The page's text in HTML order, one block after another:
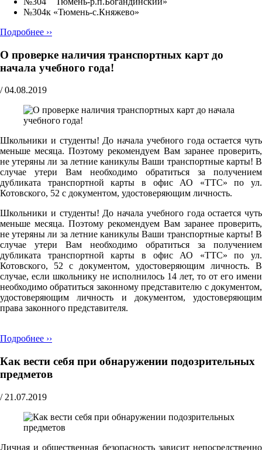
№304к «Тюмень-с.Княжево»
Подробнее ››
О проверке наличия транспортных карт до
начала учебного года!
/ 04.08.2019
Школьники и студенты! До начала учебного года остается чуть
меньше месяца. Поэтому рекомендуем Вам заранее проверить,
не утеряны ли за летние каникулы Ваши транспортные карты! В
случае утери Вам необходимо обратиться за получением
дубликата транспортной карты в офис АО «ТТС» по ул.
Котовского, 52 с документом, удостоверяющим личность.
Школьники и студенты! До начала учебного года остается чуть
меньше месяца. Поэтому рекомендуем Вам заранее проверить,
не утеряны ли за летние каникулы Ваши транспортные карты! В
случае утери Вам необходимо обратиться за получением
дубликата транспортной карты в офис АО «ТТС» по ул.
Котовского, 52 с документом, удостоверяющим личность. В
случае, если школьнику не исполнилось 14 лет, то от его имени
необходимо обратиться законному представителю с документом,
удостоверяющим личность и документом, удостоверяющим
права законного представителя.
Подробнее ››
Как вести себя при обнаружении подозрительных
предметов
/ 21.07.2019
Личная и общественная безопасность зависит непосредственно